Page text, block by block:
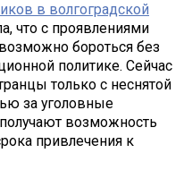
в волгоградской
что с проявлениями
бороться без
политике. Сейчас
только с неснятой
за уголовные
возможность
привлечения к